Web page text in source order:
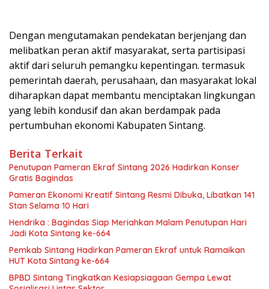
Dengan mengutamakan pendekatan berjenjang dan
melibatkan peran aktif masyarakat, serta partisipasi
aktif dari seluruh pemangku kepentingan. termasuk
pemerintah daerah, perusahaan, dan masyarakat lokal
diharapkan dapat membantu menciptakan lingkungan
yang lebih kondusif dan akan berdampak pada
pertumbuhan ekonomi Kabupaten Sintang.
Berita Terkait
Penutupan Pameran Ekraf Sintang 2026 Hadirkan Konser
Gratis Bagindas
Pameran Ekonomi Kreatif Sintang Resmi Dibuka, Libatkan 141
Stan Selama 10 Hari
Hendrika : Bagindas Siap Meriahkan Malam Penutupan Hari
Jadi Kota Sintang ke-664
Pemkab Sintang Hadirkan Pameran Ekraf untuk Ramaikan
HUT Kota Sintang ke-664
BPBD Sintang Tingkatkan Kesiapsiagaan Gempa Lewat